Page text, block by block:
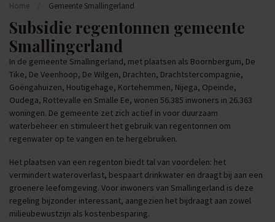
Home Gemeente Smallingerland
Subsidie regentonnen gemeente
Smallingerland
In de gemeente Smallingerland, met plaatsen als Boornbergum, De
Tike, De Veenhoop, De Wilgen, Drachten, Drachtstercompagnie,
Goëngahuizen, Houtigehage, Kortehemmen, Nijega, Opeinde,
Oudega, Rottevalle en Smalle Ee, wonen 56.385 inwoners in 26.363
woningen. De gemeente zet zich actief in voor duurzaam
waterbeheer en stimuleert het gebruik van regentonnen om
regenwater op te vangen en te hergebruiken.
Het plaatsen van een regenton biedt tal van voordelen: het
vermindert wateroverlast, bespaart drinkwater en draagt bij aan een
groenere leefomgeving. Voor inwoners van Smallingerland is deze
regeling bijzonder interessant, aangezien het bijdraagt aan zowel
milieubewustzijn als kostenbesparing.